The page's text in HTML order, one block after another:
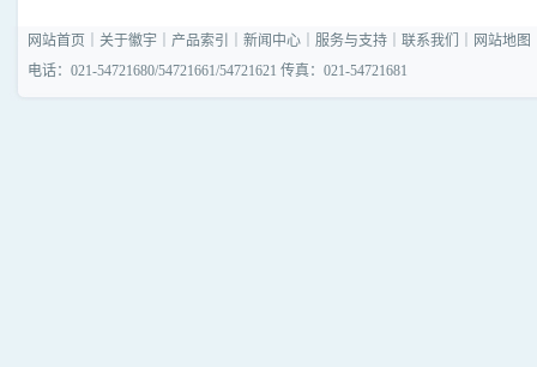
网站首页 关于徽宇 产品索引 新闻中心 服务与支持 联系我们
网站地图
电话：021-54721680/54721661/54721621 传真：021-54721681